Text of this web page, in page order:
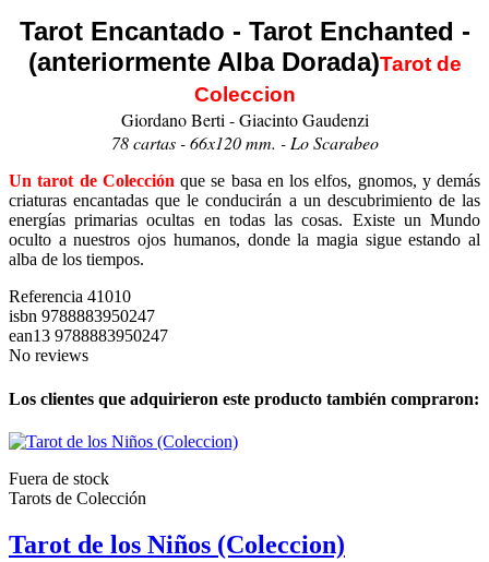
Tarot Encantado - Tarot Enchanted -
(anteriormente Alba Dorada)Tarot de
Coleccion
Giordano Berti - Giacinto Gaudenzi
78 cartas - 66x120 mm. - Lo Scarabeo
Un tarot de Colección que se basa en los elfos, gnomos, y demás
criaturas encantadas que le conducirán a un descubrimiento de las
energías primarias ocultas en todas las cosas. Existe un Mundo
oculto a nuestros ojos humanos, donde la magia sigue estando al
alba de los tiempos.
Referencia 41010
isbn 9788883950247
ean13 9788883950247
No reviews
Los clientes que adquirieron este producto también compraron:
Fuera de stock
Tarots de Colección
Tarot de los Niños (Coleccion)